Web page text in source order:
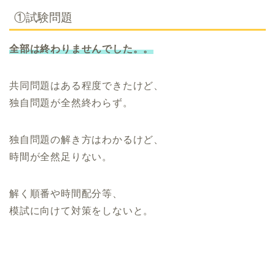
①試験問題
全部は終わりませんでした。。
共同問題はある程度できたけど、
独自問題が全然終わらず。
独自問題の解き方はわかるけど、
時間が全然足りない。
解く順番や時間配分等、
模試に向けて対策をしないと。